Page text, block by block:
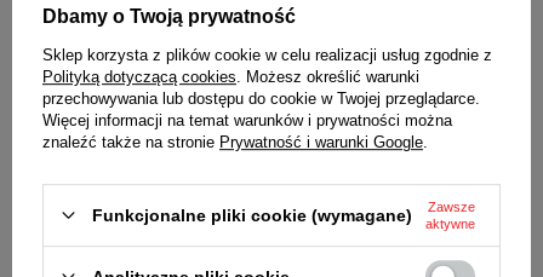
ZAPIĘCIE
ZAPIĘCIE
Z możliwością regulacji
Czas działania zegarka bez konieczności wymiany
baterii - 3 lata
Dbamy o Twoją prywatność
Sklep korzysta z plików cookie w celu realizacji usług zgodnie z
Polityką dotyczącą cookies . Możesz określić warunki
przechowywania lub dostępu do cookie w Twojej przeglądarce.
Więcej informacji na temat warunków i prywatności można
znaleźć także na stronie Prywatność i warunki Google
Funkcjonalne pliki cookie (wymagane)
Zawsze
aktywne